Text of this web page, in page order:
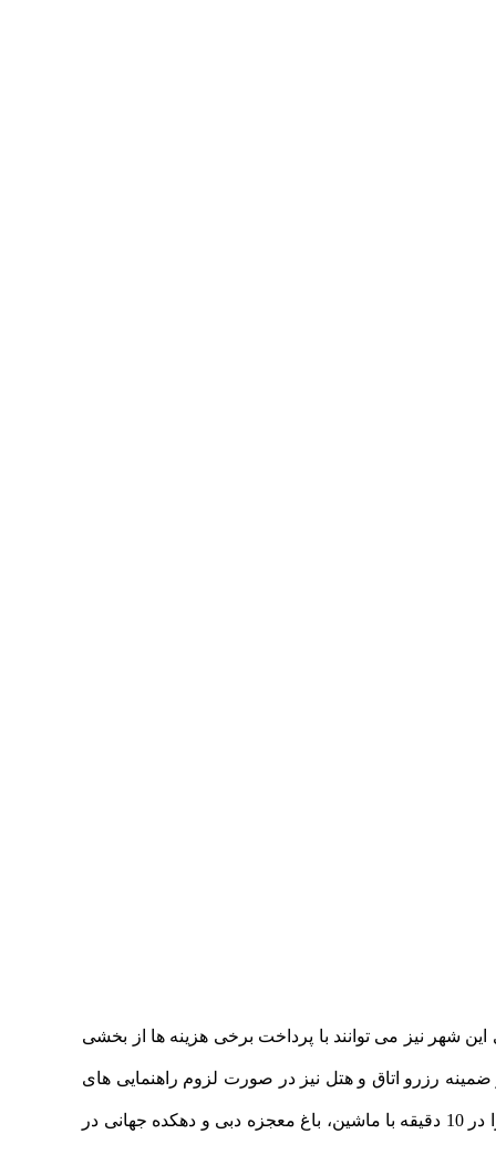
شهر نیز می توانند با پرداخت برخی هزینه ها از بخشی
ضمینه رزرو اتاق و هتل نیز در صورت لزوم راهنمایی های
موقعیت ایده آل هتل فلورا البرشا دسترسی به بسیاری از جاذبه های گردشگری را در مجاورت نزدیک فراهم می کند، از جمله؛ ساحل جمیرا در 10 دقیقه با ماشین، باغ معجزه دبی و دهکده جهانی در